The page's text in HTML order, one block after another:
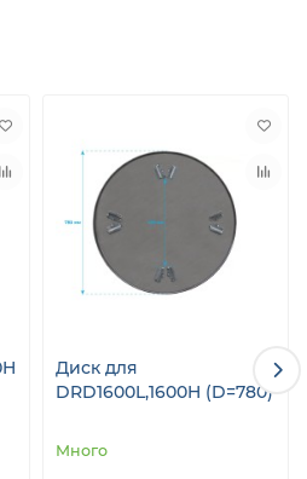
Диск для
DRD1600L,1600H (D=780)
Много